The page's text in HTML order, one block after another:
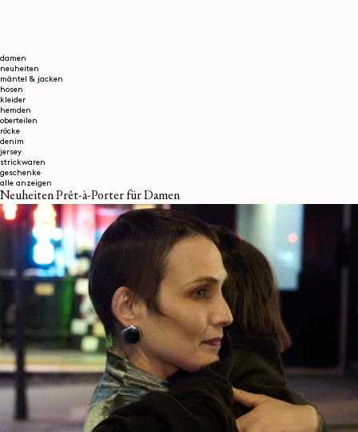
damen
neuheiten
mäntel & jacken
hosen
kleider
hemden
oberteilen
röcke
denim
jersey
strickwaren
geschenke
alle anzeigen
Neuheiten Prêt-à-Porter für Damen